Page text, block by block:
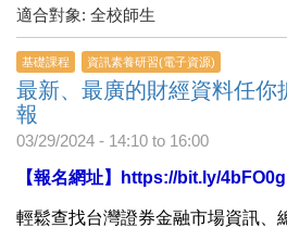
適合對象: 全校師生
基礎課程 資訊素養研習(電子資源)
最新、最廣的財經資料任你
報
03/29/2024 - 14:10 to 16:00
【報名網址】
https://bit.ly/
輕鬆查找台灣證券金融市場資訊、